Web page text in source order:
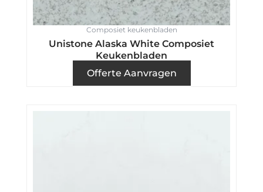
Composiet keukenbladen
Unistone Alaska White Composiet
Keukenbladen
Offerte Aanvragen